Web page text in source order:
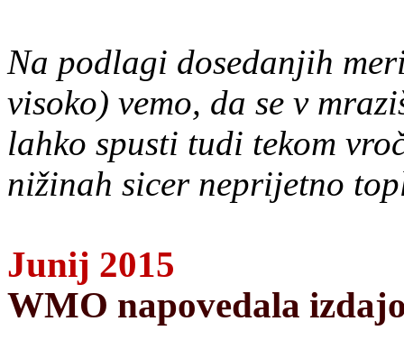
Na podlagi dosedanjih
visoko) vemo, da se v
lahko spusti tudi tekom
nižinah sicer neprijetno
Junij 2015
WMO napovedala